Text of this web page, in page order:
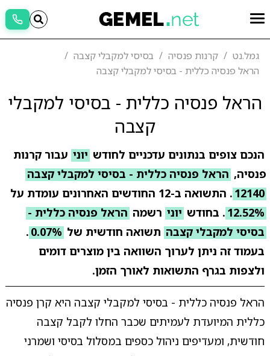
גמל.נט קרנות פנסיה
בסיסי למקבלי קצבה
הראל פנסיה כללית - בסיסי למקבלי קצבה
הראל פנסיה כללית - בסיסי למקבלי
קצבה
הנכם צופים בנתונים עדכניים לחודש יוני עבור קרנות
פנסיה, הראל פנסיה כללית - בסיסי למקבלי קצבה
12140 . התשואה ב-12 החודשים האחרונים עומדת על
12.52% . בחודש יוני רשמה הראל פנסיה כללית -
בסיסי למקבלי קצבה תשואה חודשית של 0.07%
.
בעמוד זה ניתן לערוך השוואה בין מוצרים דומים
ולצפות בגרף התשואות לאורך הזמן.
הראל פנסיה כללית - בסיסי למקבלי קצבה היא קרן פנסיה
כללית המיועדת לעמיתים שכבר החלו לקבל קצבה
חודשית, ומעדיפים ניהול כספים במסלול בסיסי ושמרני